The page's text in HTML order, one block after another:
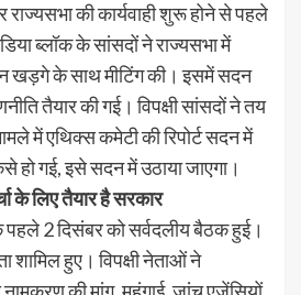
की कार्यवाही शुरू होने से पहले
ब्लॉक के सांसदों ने राज्यसभा में
खड़गे के साथ मीटिंग की। इसमें सदन
तैयार की गई। विपक्षी सांसदों ने तय
में एथिक्स कमेटी की रिपोर्ट सदन में
गई, इसे सदन में उठाया जाएगा।
के लिए तैयार है सरकार
2 दिसंबर को सर्वदलीय बैठक हुई।
हुए। विपक्षी नेताओं ने